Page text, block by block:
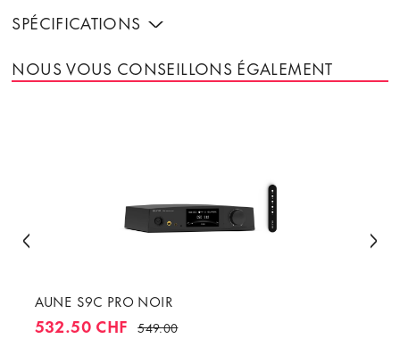
SPÉCIFICATIONS
NOUS VOUS CONSEILLONS ÉGALEMENT
AUNE S9C PRO NOIR
532.50 CHF 549.00